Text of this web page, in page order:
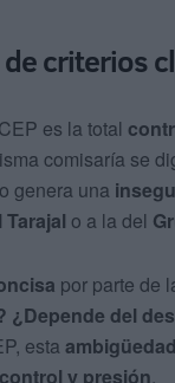
criterios
es la total
comisaría se
genera una
o a la del
por parte de
del
esta
y presión.